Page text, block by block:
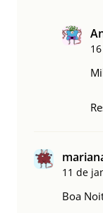
11 de
Boa